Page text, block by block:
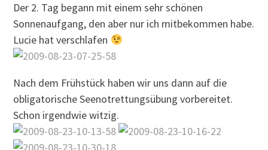
Der 2. Tag begann mit einem sehr schönen
Sonnenaufgang, den aber nur ich mitbekommen habe.
Lucie hat verschlafen
Nach dem Frühstück haben wir uns dann auf die
obligatorische Seenotrettungsübung vorbereitet.
Schon irgendwie witzig.